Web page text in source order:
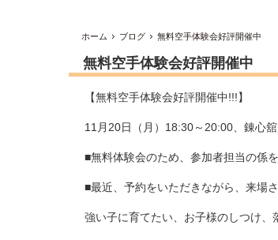
ホーム ブログ 無料空手体験会好評開催中
無料空手体験会好評開催中
【無料空手体験会好評開催中!!!】
11月20日（月）18:30～20:00、錬心
■無料体験会のため、参加者担当の係
■最近、予約をいただきながら、来場
強い子に育てたい、お子様のしつけ、